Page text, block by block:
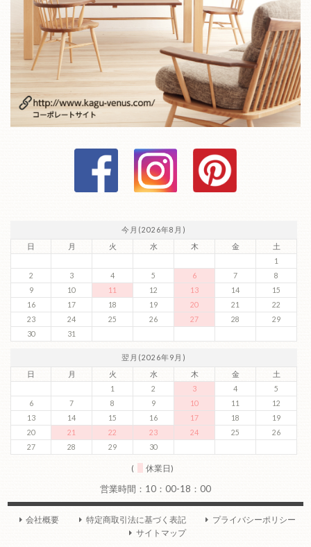
今月(2026年8月)
日
月 火 水 木 金
土
1
2
3 4 5 6 7
8
9
10 11 12 13 14
15
16
17 18 19 20 21
22
23
24 25 26 27 28
29
30
31
翌月(2026年9月)
日
月 火 水 木 金
土
1
2 3 4
5
6
7 8 9 10 11
12
13
14 15 16 17 18
19
20
21 22 23 24 25
26
27
28 29 30
( 休業日)
会社概要 特定商取引法に基づく表記
プライバシーポリシー
サイトマップ